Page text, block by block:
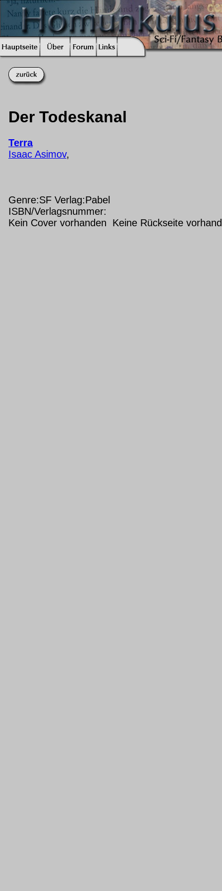
Der Todeskanal
Terra
Isaac Asimov,
Genre:SF Verlag:Pabel
ISBN/Verlagsnummer:
Kein Cover vorhanden Keine Rückseite